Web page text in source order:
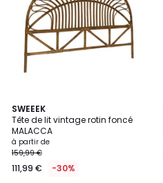
SWEEEK
Tête de lit vintage rotin foncé
MALACCA
à partir de
159,99 €
111,99 € -30%
4
/
5